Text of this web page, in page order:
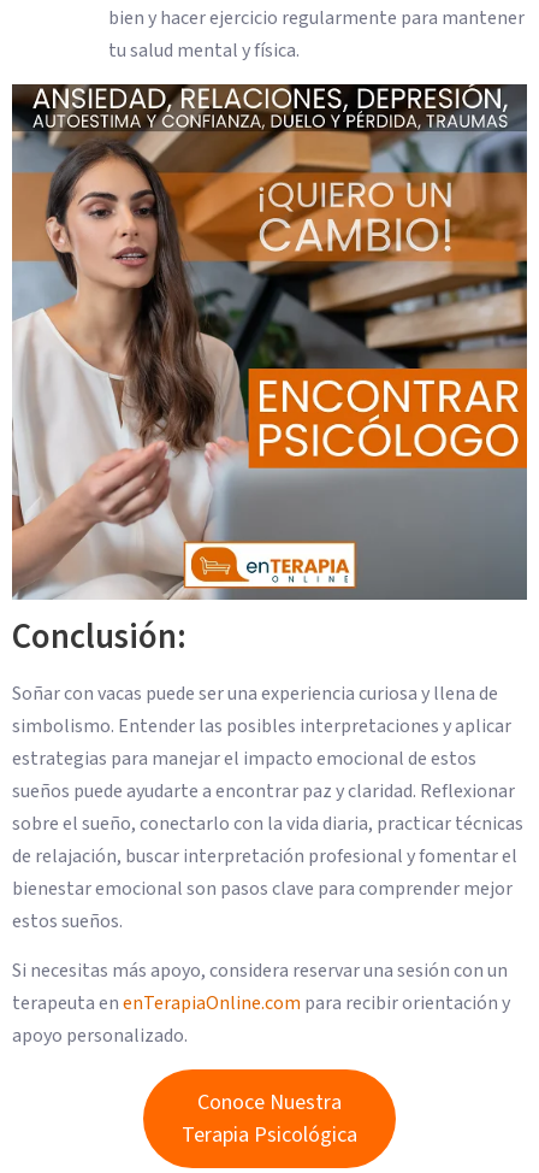
bien y hacer ejercicio regularmente para mantener
tu salud mental y física.
Conclusión:
Soñar con vacas puede ser una experiencia curiosa y llena de
simbolismo. Entender las posibles interpretaciones y aplicar
estrategias para manejar el impacto emocional de estos
sueños puede ayudarte a encontrar paz y claridad. Reflexionar
sobre el sueño, conectarlo con la vida diaria, practicar técnicas
de relajación, buscar interpretación profesional y fomentar el
bienestar emocional son pasos clave para comprender mejor
estos sueños.
Si necesitas más apoyo, considera reservar una sesión con un
terapeuta enenTerapiaOnline.com para recibir orientación y
apoyo personalizado.
Conoce Nuestra
Terapia Psicológica